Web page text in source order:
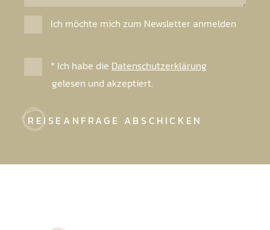
Ich möchte mich zum Newsletter anmelden
* Ich habe die Datenschutzerklärung
gelesen und akzeptiert.
REISEANFRAGE ABSCHICKEN